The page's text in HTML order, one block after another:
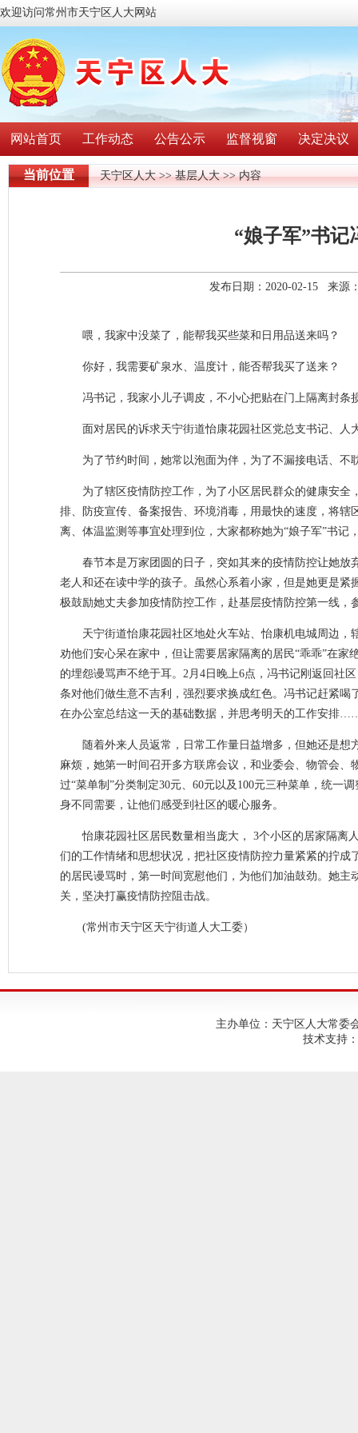
欢迎访问常州市天宁区人大网站
网站首页 工作动态 公告公示 监督视窗 决定决议
当前位置 天宁区人大>>基层人大>> 内容
“娘子军”书记
发布日期：2020-02-15 来源
喂，我家中没菜了，能帮我买些菜和日用品送来吗？
你好，我需要矿泉水、温度计，能否帮我买了送来？
冯书记，我家小儿子调皮，不小心把贴在门上隔离封条
面对居民的诉求天宁街道怡康花园社区党总支书记、人
为了节约时间，她常以泡面为伴，为了不漏接电话、
为了辖区疫情防控工作，为了小区居民群众的健康安全
排、防疫宣传、备案报告、环境消毒，用最快的速度，将辖
离、体温监测等事宜处理到位，大家都称她为“娘子军”书记
春节本是万家团圆的日子，突如其来的疫情防控让她
老人和还在读中学的孩子。虽然心系着小家，但是她更是
极鼓励她丈夫参加疫情防控工作，赴基层疫情防控第一线，
天宁街道怡康花园社区地处火车站、怡康机电城周边
劝他们安心呆在家中，但让需要居家隔离的居民“乖乖”在家
的埋怨谩骂声不绝于耳。2月4日晚上6点，冯书记刚返回社
条对他们做生意不吉利，强烈要求换成红色。冯书记赶紧
在办公室总结这一天的基础数据，并思考明天的工作安排
随着外来人员返常，日常工作量日益增多，但她还是
麻烦，她第一时间召开多方联席会议，和业委会、物管会
过“菜单制”分类制定30元、60元以及100元三种菜单，统一
身不同需要，让他们感受到社区的暖心服务。
怡康花园社区居民数量相当庞大， 3个小区的居家隔离
们的工作情绪和思想状况，把社区疫情防控力量紧紧的拧
的居民谩骂时，第一时间宽慰他们，为他们加油鼓劲。她
关，坚决打赢疫情防控阻击战。
(常州市天宁区天宁街道人大工委）
主办单位：天宁区人大常委
技术支持